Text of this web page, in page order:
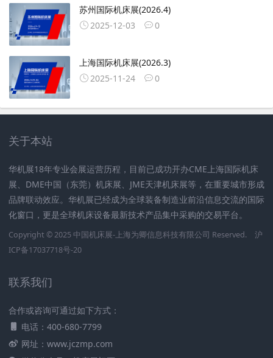
苏州国际机床展(2026.4)
2025-12-03
0
上海国际机床展(2026.3)
2025-11-24
0
关于本站
华机展18年专业会展运营历程，目前已成功开办CME上海国际机床
展、DME中国（东莞）机床展、JME天津机床展等，在重要城市形成
品牌联动效应。华机展已经成为全球装备制造业前沿信息交流的国际
化窗口，更是全球机床设备最新技术产品集中采购的交易平台。
Copyright © 2025 中国机床展-上海为卿信息科技有限公司 Reserved.
沪
ICP备17037718号-20
联系我们
合作或咨询可通过如下方式：
电话：400-680-7799
网址：www.jczmp.com